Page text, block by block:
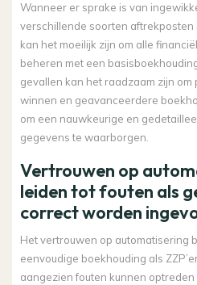
Wanneer er sprake is van
verschillende soorten aftrekposten
kan het moeilijk zijn om alle
beheren met een
gevallen kan het raadzaam zijn
winnen en geavanceerdere
om een nauwkeurige en
gegevens te waarborgen.
Vertrouwen op
leiden tot fouten als
correct worden
Het vertrouwen op automatisering
eenvoudige boekhouding als
aangezien fouten kunnen